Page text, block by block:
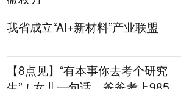
我省成立“AI+新材料”产业联盟
【8点见】“有本事你去考个研究